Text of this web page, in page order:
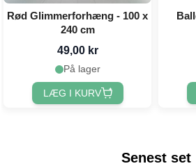
Rød Glimmerforhæng - 100 x
240 cm
49,00 kr
På lager
LÆG I KURV
Senest set